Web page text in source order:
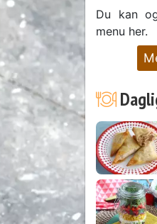
Du kan
menu her.